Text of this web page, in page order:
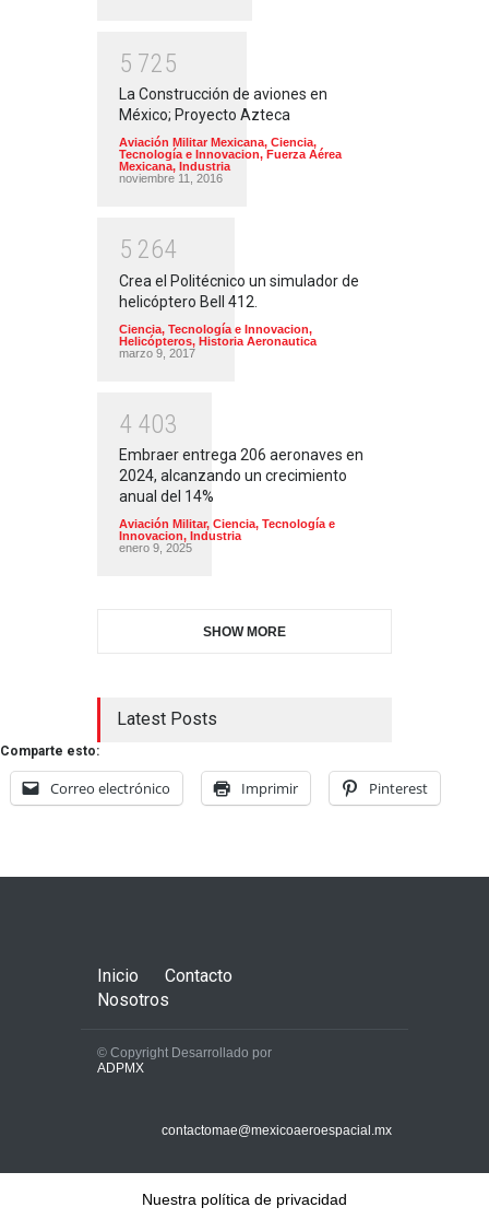
5 725
La Construcción de aviones en
México; Proyecto Azteca
Aviación Militar Mexicana, Ciencia,
Tecnología e Innovacion, Fuerza Aérea
Mexicana, Industria
noviembre 11, 2016
5 264
Crea el Politécnico un simulador de
helicóptero Bell 412.
Ciencia, Tecnología e Innovacion,
Helicópteros, Historia Aeronautica
marzo 9, 2017
4 403
Embraer entrega 206 aeronaves en
2024, alcanzando un crecimiento
anual del 14%
Aviación Militar, Ciencia, Tecnología e
Innovacion, Industria
enero 9, 2025
SHOW MORE
Latest Posts
Comparte esto:
Correo electrónico Imprimir Pinterest
Inicio
Contacto
Nosotros
© Copyright Desarrollado por
ADPMX
contactomae@mexicoaeroespacial.mx
Nuestra política de privacidad